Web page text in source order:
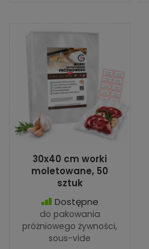
30x40 cm worki
moletowane, 50
sztuk
Dostępne
do pakowania
próżniowego żywności,
sous-vide